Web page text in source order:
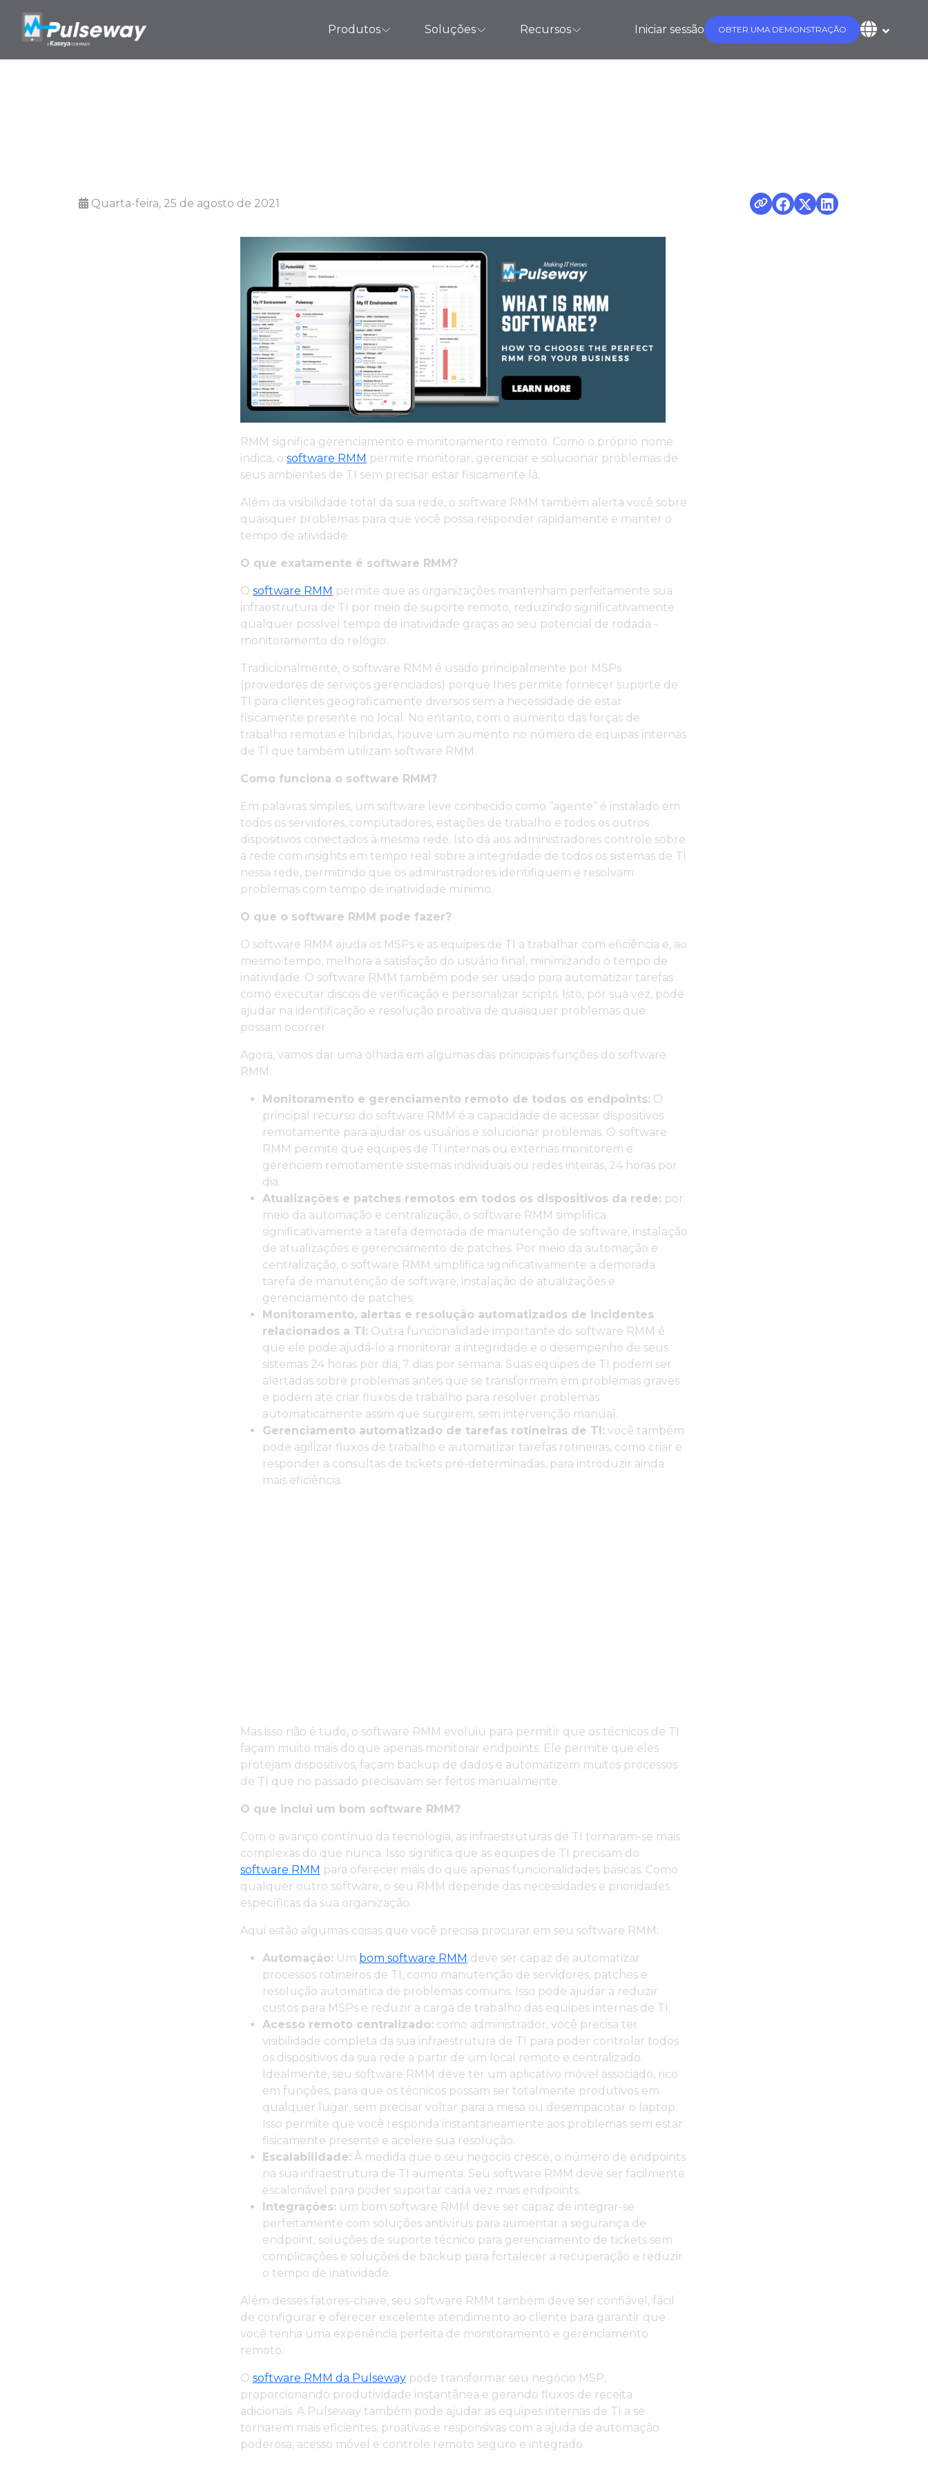
Produtos Soluções Recursos Iniciar sessão OBTER UMA DEMONSTRAÇÃO
Quarta-feira, 25 de agosto de 2021
RMM significa gerenciamento e monitoramento remoto. Como o próprio nome
indica, o software RMM permite monitorar, gerenciar e solucionar problemas de
seus ambientes de TI sem precisar estar fisicamente lá.
Além da visibilidade total da sua rede, o software RMM também alerta você sobre
quaisquer problemas para que você possa responder rapidamente e manter o
tempo de atividade.
O que exatamente é software RMM?
O software RMM permite que as organizações mantenham perfeitamente sua
infraestrutura de TI por meio de suporte remoto, reduzindo significativamente
qualquer possível tempo de inatividade graças ao seu potencial de rodada -
monitoramento do relógio.
Tradicionalmente, o software RMM é usado principalmente por MSPs
(provedores de serviços gerenciados) porque lhes permite fornecer suporte de
TI para clientes geograficamente diversos sem a necessidade de estar
fisicamente presente no local. No entanto, com o aumento das forças de
trabalho remotas e híbridas, houve um aumento no número de equipas internas
de TI que também utilizam software RMM.
Como funciona o software RMM?
Em palavras simples, um software leve conhecido como “agente” é instalado em
todos os servidores, computadores, estações de trabalho e todos os outros
dispositivos conectados à mesma rede. Isto dá aos administradores controle sobre
a rede com insights em tempo real sobre a integridade de todos os sistemas de TI
nessa rede, permitindo que os administradores identifiquem e resolvam
problemas com tempo de inatividade mínimo.
O que o software RMM pode fazer?
O software RMM ajuda os MSPs e as equipes de TI a trabalhar com eficiência e, ao
mesmo tempo, melhora a satisfação do usuário final, minimizando o tempo de
inatividade. O software RMM também pode ser usado para automatizar tarefas
como executar discos de verificação e personalizar scripts. Isto, por sua vez, pode
ajudar na identificação e resolução proativa de quaisquer problemas que
possam ocorrer.
Agora, vamos dar uma olhada em algumas das principais funções do software
RMM:
Monitoramento e gerenciamento remoto de todos os endpoints: O
principal recurso do software RMM é a capacidade de acessar dispositivos
remotamente para ajudar os usuários e solucionar problemas. O software
RMM permite que equipes de TI internas ou externas monitorem e
gerenciem remotamente sistemas individuais ou redes inteiras, 24 horas por
dia.
Atualizações e patches remotos em todos os dispositivos da rede: por
meio da automação e centralização, o software RMM simplifica
significativamente a tarefa demorada de manutenção de software, instalação
de atualizações e gerenciamento de patches. Por meio da automação e
centralização, o software RMM simplifica significativamente a demorada
tarefa de manutenção de software, instalação de atualizações e
gerenciamento de patches.
Monitoramento, alertas e resolução automatizados de incidentes
relacionados a TI: Outra funcionalidade importante do software RMM é
que ele pode ajudá-lo a monitorar a integridade e o desempenho de seus
sistemas 24 horas por dia, 7 dias por semana. Suas equipes de TI podem ser
alertadas sobre problemas antes que se transformem em problemas graves
e podem até criar fluxos de trabalho para resolver problemas
automaticamente assim que surgirem, sem intervenção manual.
Gerenciamento automatizado de tarefas rotineiras de TI: você também
pode agilizar fluxos de trabalho e automatizar tarefas rotineiras, como criar e
responder a consultas de tickets pré-determinadas, para introduzir ainda
mais eficiência.
Mas isso não é tudo, o software RMM evoluiu para permitir que os técnicos de TI
façam muito mais do que apenas monitorar endpoints. Ele permite que eles
protejam dispositivos, façam backup de dados e automatizem muitos processos
de TI que no passado precisavam ser feitos manualmente.
O que inclui um bom software RMM?
Com o avanço contínuo da tecnologia, as infraestruturas de TI tornaram-se mais
complexas do que nunca. Isso significa que as equipes de TI precisam do
software RMM para oferecer mais do que apenas funcionalidades básicas. Como
qualquer outro software, o seu RMM depende das necessidades e prioridades
específicas da sua organização.
Aqui estão algumas coisas que você precisa procurar em seu software RMM:
Automação: Um bom software RMM deve ser capaz de automatizar
processos rotineiros de TI, como manutenção de servidores, patches e
resolução automática de problemas comuns. Isso pode ajudar a reduzir
custos para MSPs e reduzir a carga de trabalho das equipes internas de TI.
Acesso remoto centralizado: como administrador, você precisa ter
visibilidade completa da sua infraestrutura de TI para poder controlar todos
os dispositivos da sua rede a partir de um local remoto e centralizado.
Idealmente, seu software RMM deve ter um aplicativo móvel associado, rico
em funções, para que os técnicos possam ser totalmente produtivos em
qualquer lugar, sem precisar voltar para a mesa ou desempacotar o laptop.
Isso permite que você responda instantaneamente aos problemas sem estar
fisicamente presente e acelere sua resolução.
Escalabilidade: À medida que o seu negócio cresce, o número de endpoints
na sua infraestrutura de TI aumenta. Seu software RMM deve ser facilmente
escalonável para poder suportar cada vez mais endpoints.
Integrações: um bom software RMM deve ser capaz de integrar-se
perfeitamente com soluções antivírus para aumentar a segurança de
endpoint, soluções de suporte técnico para gerenciamento de tickets sem
complicações e soluções de backup para fortalecer a recuperação e reduzir
o tempo de inatividade.
Além desses fatores-chave, seu software RMM também deve ser confiável, fácil
de configurar e oferecer excelente atendimento ao cliente para garantir que
você tenha uma experiência perfeita de monitoramento e gerenciamento
remoto.
O software RMM da Pulseway pode transformar seu negócio MSP,
proporcionando produtividade instantânea e gerando fluxos de receita
adicionais. A Pulseway também pode ajudar as equipes internas de TI a se
tornarem mais eficientes, proativas e responsivas com a ajuda de automação
poderosa, acesso móvel e controle remoto seguro e integrado.